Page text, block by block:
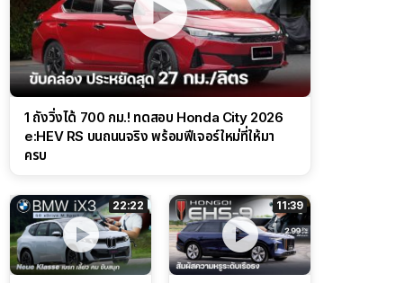
1 ถังวิ่งได้ 700 กม.! ทดสอบ Honda City 2026
e:HEV RS บนถนนจริง พร้อมฟีเจอร์ใหม่ที่ให้มา
ครบ
22:22 11:39